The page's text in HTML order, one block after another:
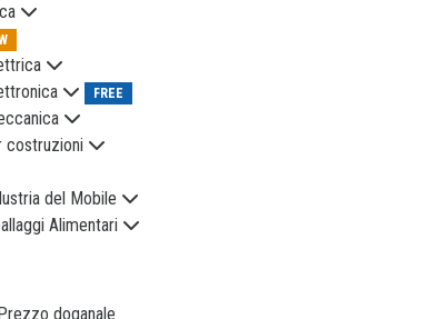
FREE
costruzioni
del Mobile
Alimentari
doganale